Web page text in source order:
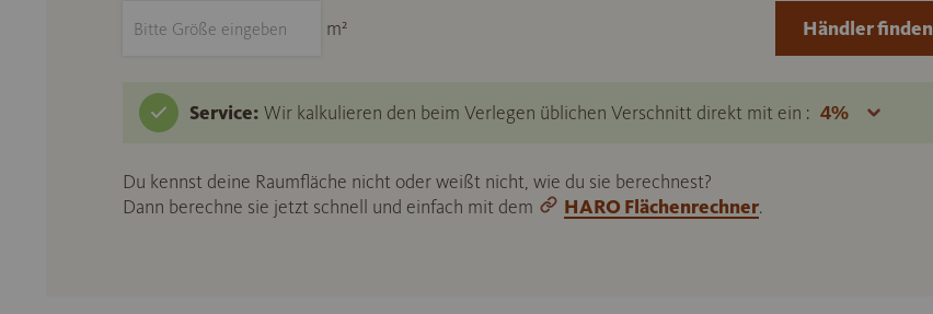
m²
Service: Wir kalkulieren den beim Verlegen üblichen Verschnitt direkt mit ein :
Du kennst deine Raumfläche nicht oder weißt nicht, wie du sie berechnest?
Dann berechne sie jetzt schnell und einfach mit dem
HARO Flächenrechner.
Händler finden